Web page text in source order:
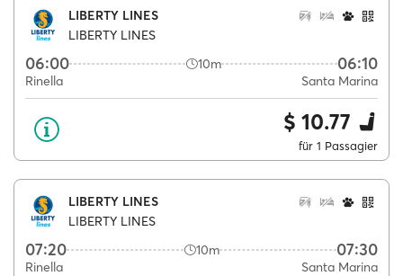
LIBERTY LINES
LIBERTY LINES
06:00 10m 06:10
Rinella Santa Marina
$ 10.77
für 1 Passagier
LIBERTY LINES
LIBERTY LINES
07:20 10m 07:30
Rinella Santa Marina